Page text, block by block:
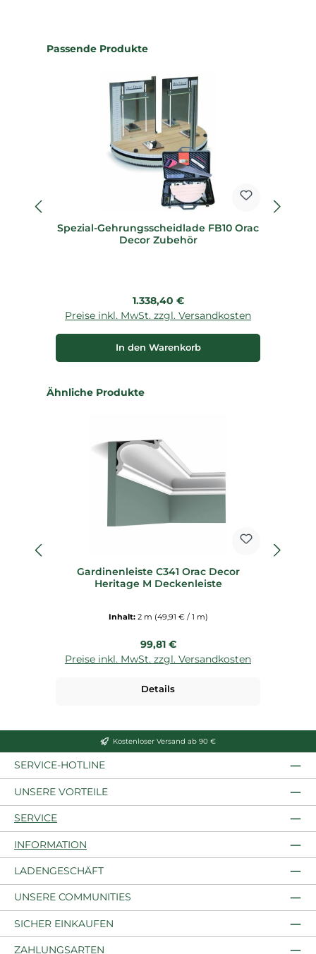
Produktgalerie überspringen
Passende Produkte
Spezial-Gehrungsscheidlade FB10 Orac
Decor Zubehör
Regulärer Preis:
1.338,40 €
Preise inkl. MwSt. zzgl. Versandkosten
In den Warenkorb
Produktgalerie überspringen
Ähnliche Produkte
Gardinenleiste C341 Orac Decor
Heritage M Deckenleiste
Inhalt: 2 m (49,91 € / 1 m)
Regulärer Preis:
99,81 €
Preise inkl. MwSt. zzgl. Versandkosten
Details
Kostenloser Versand ab 90 €
SERVICE-HOTLINE
UNSERE VORTEILE
SERVICE
INFORMATION
LADENGESCHÄFT
UNSERE COMMUNITIES
SICHER EINKAUFEN
ZAHLUNGSARTEN